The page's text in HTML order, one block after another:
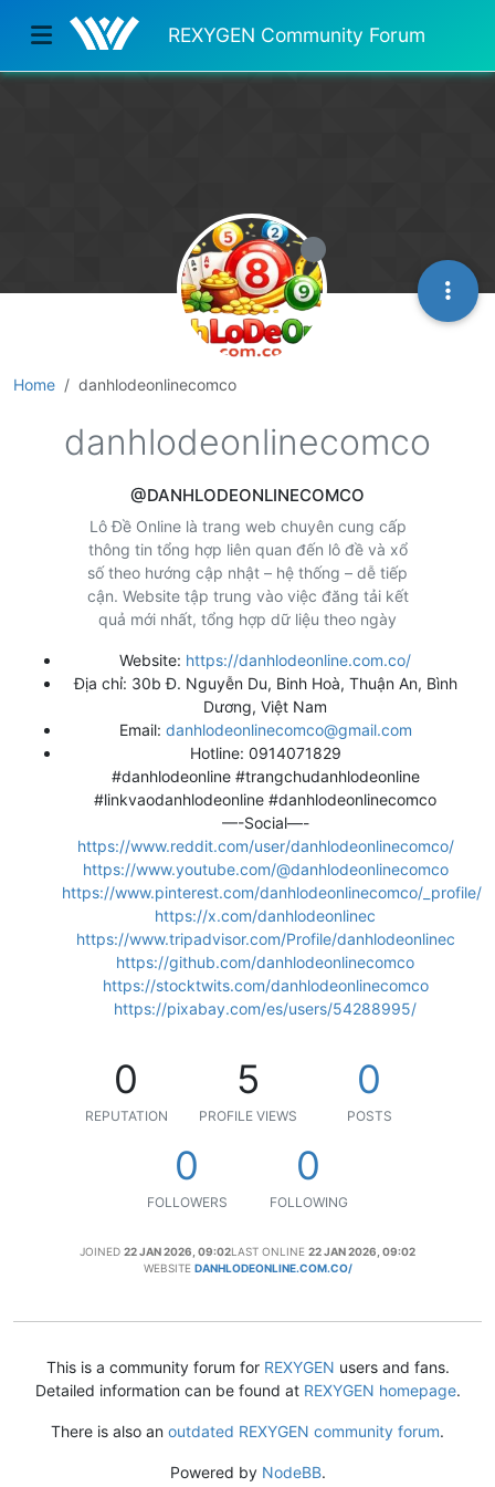
REXYGEN Community Forum
Home danhlodeonlinecomco
danhlodeonlinecomco
@DANHLODEONLINECOMCO
Lô Đề Online là trang web chuyên cung cấp
thông tin tổng hợp liên quan đến lô đề và xổ
số theo hướng cập nhật – hệ thống – dễ tiếp
cận. Website tập trung vào việc đăng tải kết
quả mới nhất, tổng hợp dữ liệu theo ngày
Website: https://danhlodeonline.com.co/
Địa chỉ: 30b Đ. Nguyễn Du, Binh Hoà, Thuận An, Bình
Dương, Việt Nam
Email: danhlodeonlinecomco@gmail.com
Hotline: 0914071829
#danhlodeonline #trangchudanhlodeonline
#linkvaodanhlodeonline #danhlodeonlinecomco
—-Social—-
https://www.reddit.com/user/danhlodeonlinecomco/
https://www.youtube.com/@danhlodeonlinecomco
https://www.pinterest.com/danhlodeonlinecomco/_profile/
https://x.com/danhlodeonlinec
https://www.tripadvisor.com/Profile/danhlodeonlinec
https://github.com/danhlodeonlinecomco
https://stocktwits.com/danhlodeonlinecomco
https://pixabay.com/es/users/54288995/
0
REPUTATION
5
PROFILE VIEWS
0
POSTS
0
FOLLOWERS
0
FOLLOWING
JOINED 22 JAN 2026, 09:02LAST ONLINE 22 JAN 2026, 09:02
WEBSITE DANHLODEONLINE.COM.CO/
This is a community forum for REXYGEN users and fans.
Detailed information can be found at REXYGEN homepage.
There is also an outdated REXYGEN community forum.
Powered by NodeBB.